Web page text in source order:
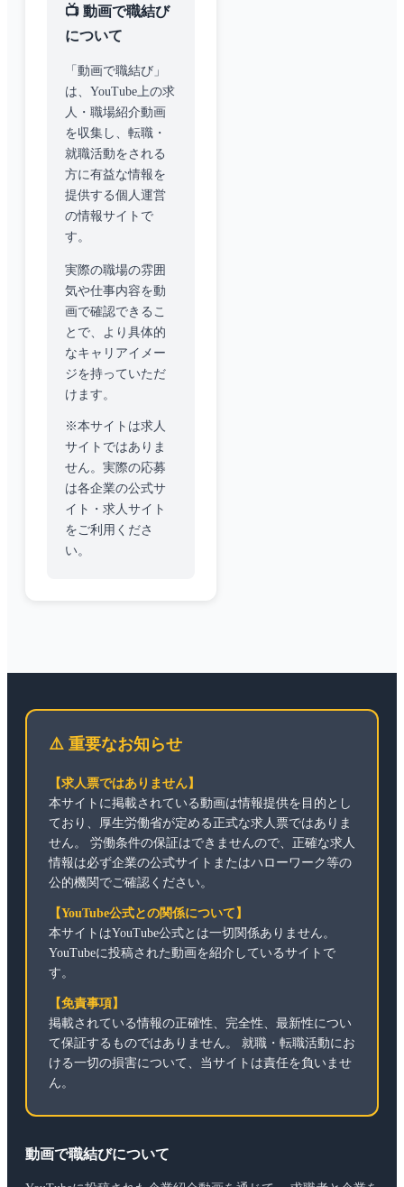
📺 動画で職結び
について
「動画で職結び」
は、YouTube上の求
人・職場紹介動画
を収集し、転職・
就職活動をされる
方に有益な情報を
提供する個人運営
の情報サイトで
す。
実際の職場の雰囲
気や仕事内容を動
画で確認できるこ
とで、より具体的
なキャリアイメー
ジを持っていただ
けます。
※本サイトは求人
サイトではありま
せん。実際の応募
は各企業の公式サ
イト・求人サイト
をご利用くださ
い。
⚠️ 重要なお知らせ
【求人票ではありません】
本サイトに掲載されている動画は情報提供を目的とし
ており、厚生労働省が定める正式な求人票ではありま
せん。 労働条件の保証はできませんので、正確な求人
情報は必ず企業の公式サイトまたはハローワーク等の
公的機関でご確認ください。
【YouTube公式との関係について】
本サイトはYouTube公式とは一切関係ありません。
YouTubeに投稿された動画を紹介しているサイトで
す。
【免責事項】
掲載されている情報の正確性、完全性、最新性につい
て保証するものではありません。 就職・転職活動にお
ける一切の損害について、当サイトは責任を負いませ
ん。
動画で職結びについて